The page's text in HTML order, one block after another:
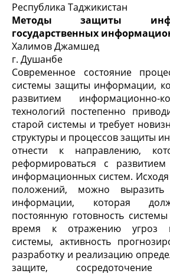
Республика Таджикистан
Методы защиты
государственных
Халимов Джамшед
г. Душанбе
Современное состояние
системы защиты информации,
развитием информационно-
технологий постепенно
старой системы и требует
структуры и процессов защиты
отнести к направлению,
реформироваться с развитием
информационных систем.
положений, можно
информации, которая
постоянную готовность
время к отражению угроз
системы, активность
разработку и реализацию
защите,